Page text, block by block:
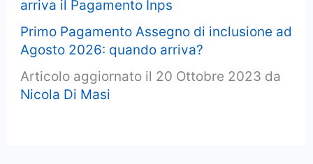
arriva il Pagamento Inps
Primo Pagamento Assegno di inclusione ad
Agosto 2026: quando arriva?
Articolo aggiornato il 20 Ottobre 2023 da
Nicola Di Masi